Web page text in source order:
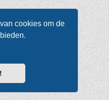
cookies om de